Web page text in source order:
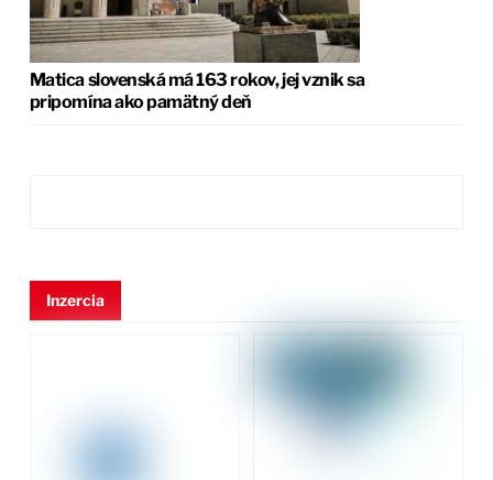
Matica slovenská má 163 rokov, jej vznik sa
pripomína ako pamätný deň
Inzercia